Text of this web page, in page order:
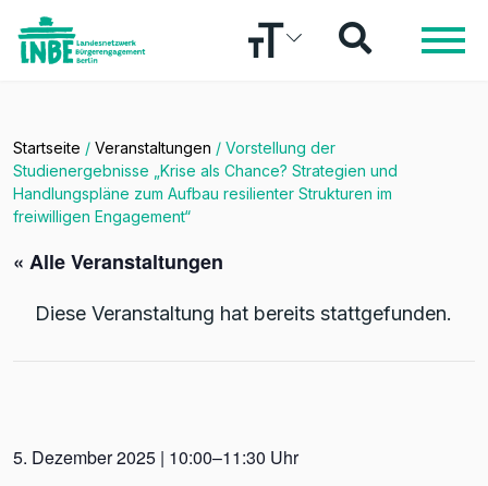
Startseite / Veranstaltungen / Vorstellung der
Studienergebnisse „Krise als Chance? Strategien und
Handlungspläne zum Aufbau resilienter Strukturen im
freiwilligen Engagement“
« Alle Veranstaltungen
Diese Veranstaltung hat bereits stattgefunden.
5. Dezember 2025 | 10:00–11:30 Uhr